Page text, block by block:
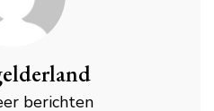
berichten